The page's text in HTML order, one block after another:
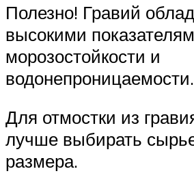
Полезно! Гравий
высокими
морозостойкости и
водонепроницаемости.
Для отмостки из
лучше выбирать
размера.